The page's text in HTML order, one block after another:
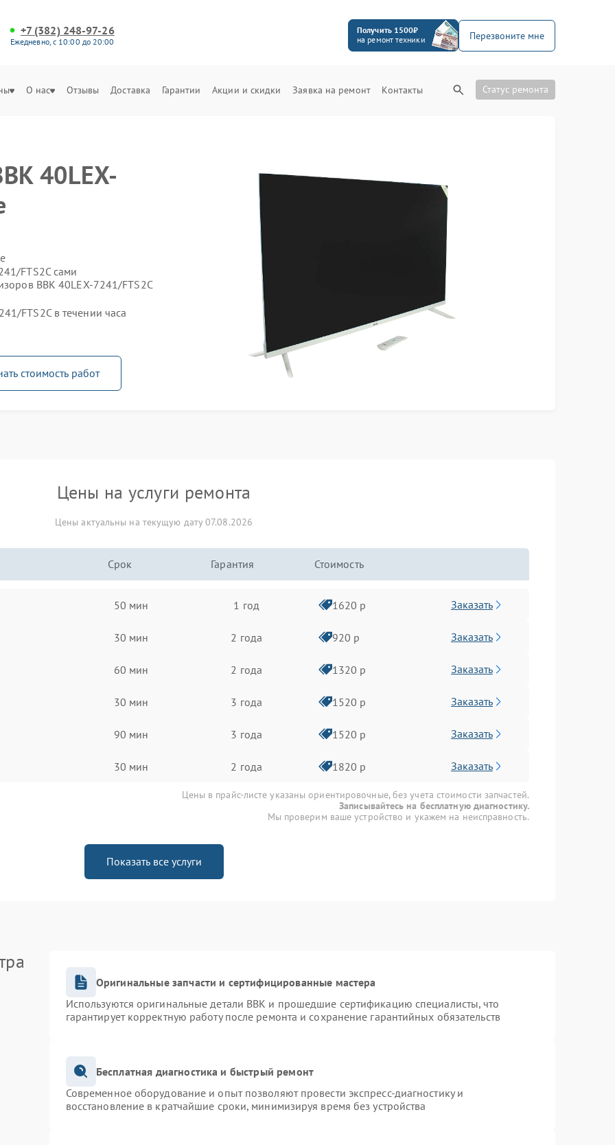
+7 (382) 248-97-26
Ежедневно, с 10:00 до 20:00
Получить 1500₽
на ремонт техники
Перезвоните мне
О нас Отзывы Доставка Гарантии Акции и скидки Заявка на ремонт Контакты Статус ремонта
40LEX-
FTS2C сами
BBK 40LEX-7241/FTS2C
FTS2C в течении часа
стоимость работ
Цены на услуги ремонта
Цены актуальны на текущую дату 07.08.2026
Срок Гарантия Стоимость
50 мин 1 год 1620 р Заказать
30 мин 2 года 920 р Заказать
60 мин 2 года 1320 р Заказать
30 мин 3 года 1520 р Заказать
90 мин 3 года 1520 р Заказать
30 мин 2 года 1820 р Заказать
Цены в прайс-листе указаны ориентировочные, без учета стоимости запчастей.
Записывайтесь на бесплатную диагностику.
Мы проверим ваше устройство и укажем на неисправность.
Показать все услуги
Оригинальные запчасти и сертифицированные мастера
Используются оригинальные детали BBK и прошедшие сертификацию специалисты, что
гарантирует корректную работу после ремонта и сохранение гарантийных обязательств
Бесплатная диагностика и быстрый ремонт
Современное оборудование и опыт позволяют провести экспресс-диагностику и
восстановление в кратчайшие сроки, минимизируя время без устройства